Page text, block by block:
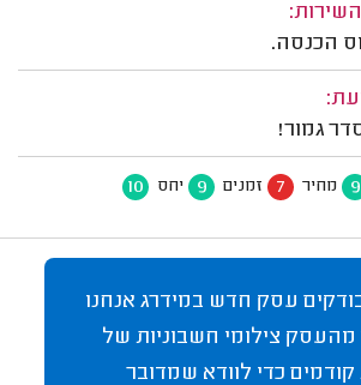
הכנסה.
גמור!
9 מחיר 7 זמנים 9 יחס 10
עסק חדש במידרג אנחנו
מהעסק צילומי חשבוניות של
קודמים כדי לוודא שמדובר